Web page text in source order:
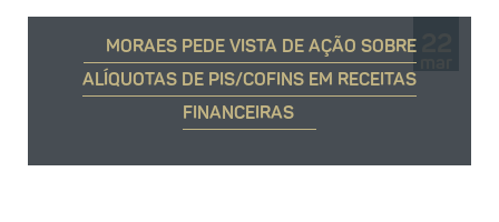
MORAES PEDE VISTA DE AÇÃO SOBRE
ALÍQUOTAS DE PIS/COFINS EM RECEITAS
FINANCEIRAS